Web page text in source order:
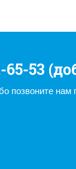
65-53
позвоните нам